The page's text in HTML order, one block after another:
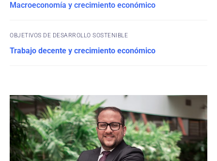
Macroeconomía y crecimiento económico
OBJETIVOS DE DESARROLLO SOSTENIBLE
Trabajo decente y crecimiento económico